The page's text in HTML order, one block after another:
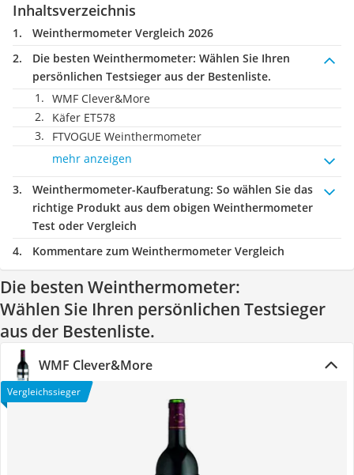
Inhaltsverzeichnis
Weinthermometer Vergleich 2026
Die besten Weinthermometer: Wählen Sie Ihren
persönlichen Testsieger aus der Bestenliste.
WMF Clever&More
Käfer ET578
FTVOGUE Weinthermometer
mehr anzeigen
Weinthermometer-Kaufberatung: So wählen Sie das
richtige Produkt aus dem obigen Weinthermometer
Test oder Vergleich
Kommentare zum Weinthermometer Vergleich
Die besten Weinthermometer:
Wählen Sie Ihren persönlichen Testsieger
aus der Bestenliste.
WMF Clever&More
Vergleichssieger